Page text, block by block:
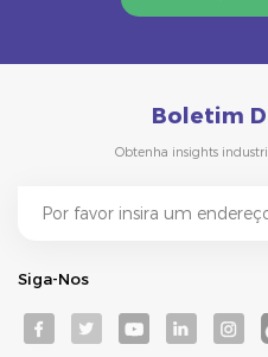
Boletim
Obtenha insights
Siga-Nos